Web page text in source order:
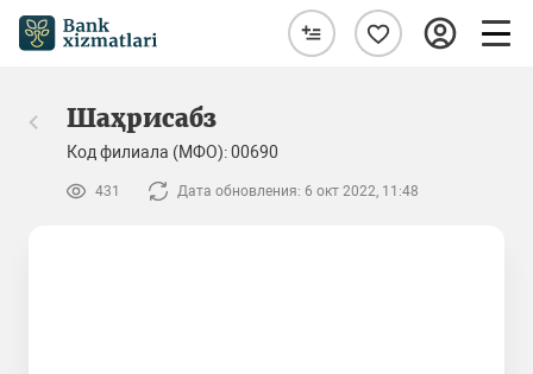
Шаҳрисабз
Код филиала (МФО): 00690
431 Дата обновления: 6 окт 2022, 11:48